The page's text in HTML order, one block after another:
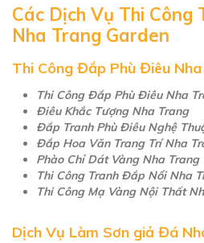
Các Dịch Vụ Thi Công
Nha Trang Garden
Thi Công Đắp Phù Điêu
Thi Công Đắp Phù Điêu Nha
Điêu Khắc Tượng Nha Trang
Đắp Tranh Phù Điêu Nghệ
Đắp Hoa Văn Trang Trí Nha
Phào Chỉ Dát Vàng Nha Trang
Thi Công Tranh Đắp Nổi Nha
Thi Công Mạ Vàng Nội Thất
Dịch Vụ Làm Sơn giả Đá